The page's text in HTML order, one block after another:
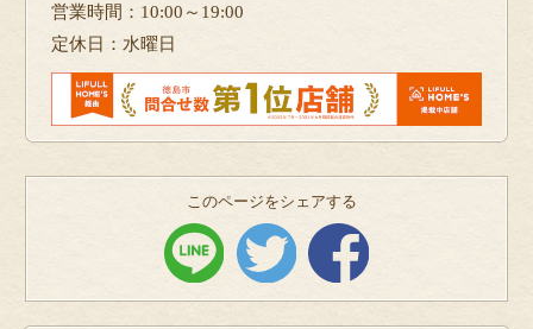
営業時間：10:00～19:00
定休日：水曜日
このページをシェアする